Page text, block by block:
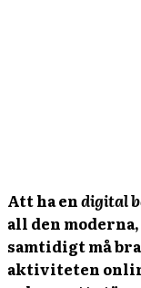
Att ha endigital
all den
samtidigt må
aktiviteten